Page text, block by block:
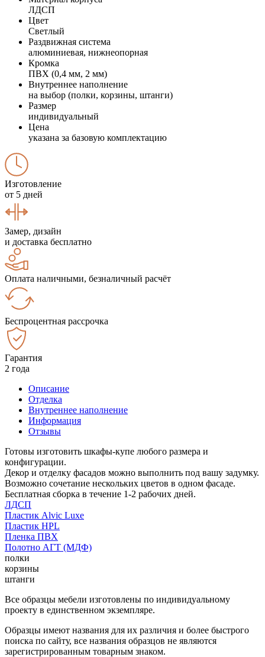
ЛДСП
Цвет
Светлый
Раздвижная система
алюминиевая, нижнеопорная
Кромка
ПВХ (0,4 мм, 2 мм)
Внутреннее наполнение
на выбор (полки, корзины, штанги)
Размер
индивидуальный
Цена
указана за базовую комплектацию
Изготовление
от 5 дней
Замер, дизайн
и доставка бесплатно
Оплата наличными, безналичный расчёт
Беспроцентная рассрочка
Гарантия
2 года
Описание
Отделка
Внутреннее наполнение
Информация
Отзывы
Готовы изготовить шкафы-купе любого размера и
конфигурации.
Декор и отделку фасадов можно выполнить под вашу задумку.
Возможно сочетание нескольких цветов в одном фасаде.
Бесплатная сборка в течение 1-2 рабочих дней.
ЛДСП
Пластик Alvic Luxe
Пластик HPL
Пленка ПВХ
Полотно АГТ (МДФ)
полки
корзины
штанги
Все образцы мебели изготовлены по индивидуальному
проекту в единственном экземпляре.
Образцы имеют названия для их различия и более быстрого
поиска по сайту, все названия образцов не являются
зарегистрированным товарным знаком.